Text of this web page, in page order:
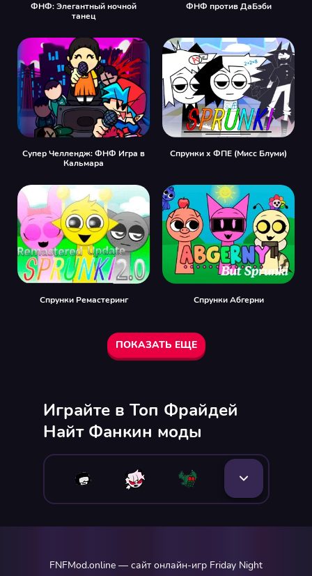
ФНФ: Элегантный ночной
танец
ФНФ против ДаБэби
Супер Челлендж: ФНФ Игра в
Кальмара
Спрунки x ФПЕ (Мисс Блуми)
Спрунки Ремастеринг Спрунки Абгерни
ПОКАЗАТЬ ЕЩЕ
Играйте в Топ Фрайдей
Найт Фанкин моды
FNFMod.online — сайт онлайн-игр Friday Night